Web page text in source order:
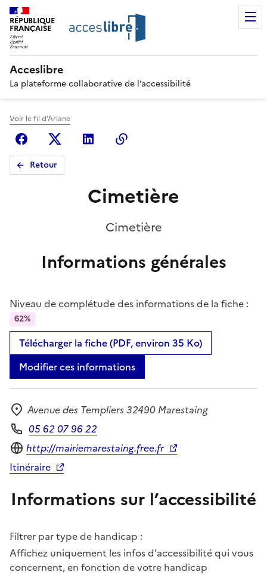
RÉPUBLIQUE
FRANÇAISE
Acceslibre
La plateforme collaborative de l’accessibilité
Voir le fil d'Ariane
FacebookX (anciennement Twitter)
Linkedin
Retour
Cimetière
Cimetière
Informations générales
Niveau de complétude des informations de la fiche :
62%
Télécharger la fiche (PDF, environ 35 Ko)
Modifier ces informations
Adresse
Avenue des Templiers 32490 Marestaing
Téléphone
05 62 07 96 22
Site internet
http://mairiemarestaing.free.fr
Itinéraire
Informations sur l’accessibilité
Filtrer par type de handicap :
Affichez uniquement les infos d'accessibilité qui vous
concernent, en fonction de votre handicap